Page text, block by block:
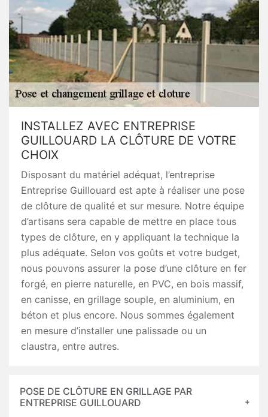
INSTALLEZ AVEC ENTREPRISE
GUILLOUARD LA CLÔTURE DE VOTRE
CHOIX
Disposant du matériel adéquat, l’entreprise
Entreprise Guillouard est apte à réaliser une pose
de clôture de qualité et sur mesure. Notre équipe
d’artisans sera capable de mettre en place tous
types de clôture, en y appliquant la technique la
plus adéquate. Selon vos goûts et votre budget,
nous pouvons assurer la pose d’une clôture en fer
forgé, en pierre naturelle, en PVC, en bois massif,
en canisse, en grillage souple, en aluminium, en
béton et plus encore. Nous sommes également
en mesure d’installer une palissade ou un
claustra, entre autres.
POSE DE CLÔTURE EN GRILLAGE PAR
ENTREPRISE GUILLOUARD